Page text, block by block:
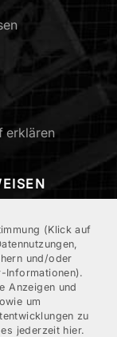
erklären
(Klick auf
und/oder
Informationen).
Anzeigen und
um
zu
jederzeit hier.